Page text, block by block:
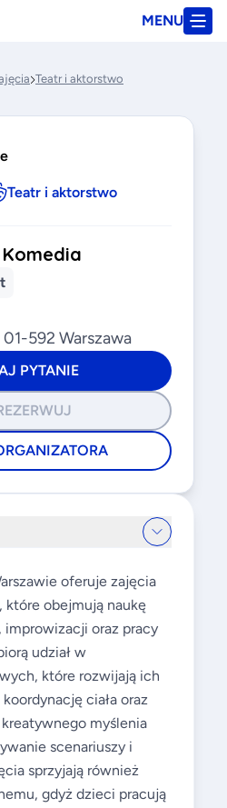
MENU
Teatr i aktorstwo
Teatr i aktorstwo
01-592 Warszawa
PYTANIE
oferuje zajęcia
które obejmują naukę
improwizacji oraz pracy
udział w
które rozwijają ich
ciała oraz
myślenia
scenariuszy i
sprzyjają również
gdyż dzieci pracują